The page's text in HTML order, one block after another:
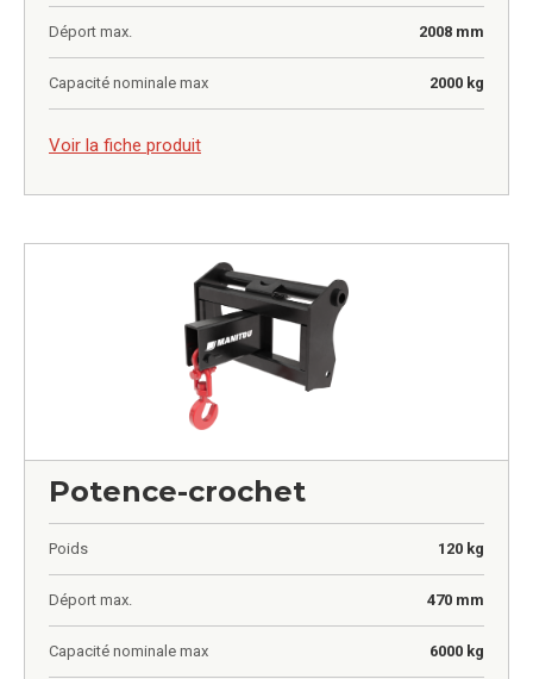
Déport max. 2008 mm
Capacité nominale max 2000 kg
Voir la fiche produit
Potence-crochet
Poids 120 kg
Déport max. 470 mm
Capacité nominale max 6000 kg